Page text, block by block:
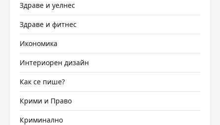
Здраве и уелнес
Здраве и фитнес
Икономика
Интериорен дизайн
Как се пише?
Крими и Право
Криминално